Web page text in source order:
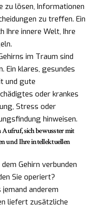
zu lösen, Informationen
zu treffen. Ein
Ihre innere Welt, Ihre
im Traum sind
Ein klares, gesundes
und gute
oder krankes
Stress oder
hinweisen.
sich bewusster mit
und Ihre intellektuellen
Gehirn verbunden
Sie operiert?
jemand anderem
liefert zusätzliche